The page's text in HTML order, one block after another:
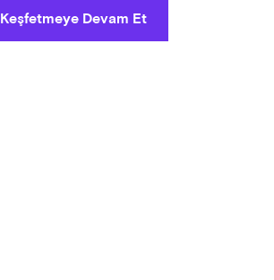
Keşfetmeye Devam Et